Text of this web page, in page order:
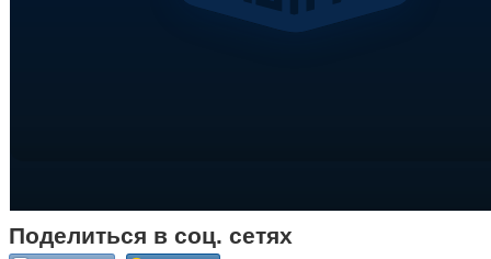
Поделиться в соц. сетях